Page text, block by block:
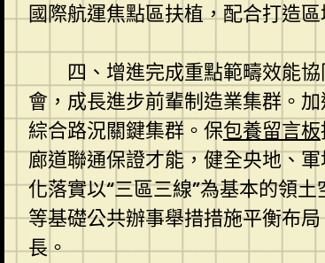
國際航運焦點區扶植，配合打造
四、增進完成重點範疇效能
會，成長進步前輩制造業集群。
綜合路況關鍵集群。保包養留言板
廊道聯通保證才能，健全央地、
化落實以“三區三線”為基本的領
等基礎公共辦事舉措措施平衡布
長。